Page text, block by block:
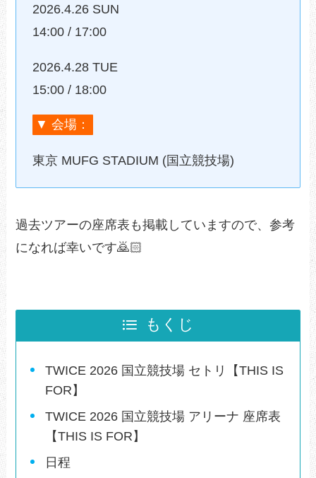
2026.4.26 SUN
14:00 / 17:00
2026.4.28 TUE
15:00 / 18:00
▼ 会場：
東京 MUFG STADIUM (国立競技場)
過去ツアーの座席表も掲載していますので、参考
になれば幸いです🙇🏻
もくじ
TWICE 2026 国立競技場 セトリ【THIS IS
FOR】
TWICE 2026 国立競技場 アリーナ 座席表
【THIS IS FOR】
日程